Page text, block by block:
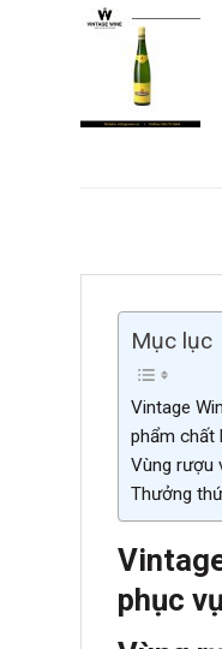
Mục lục
Vintage
phẩm chất
Vùng rượu
Thưởng
phục